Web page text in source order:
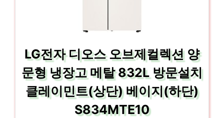
LG전자 디오스 오브제컬렉션 양
문형 냉장고 메탈 832L 방문설치
클레이민트(상단) 베이지(하단)
S834MTE10